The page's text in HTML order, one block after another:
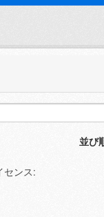
並び
センス: